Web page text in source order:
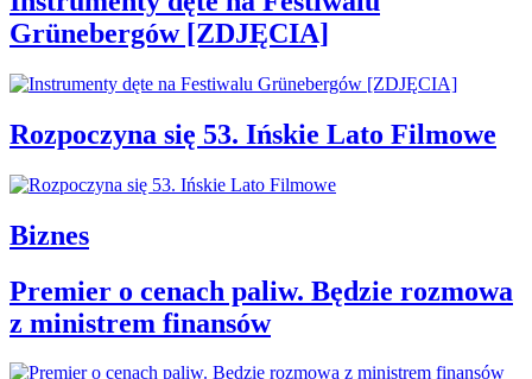
Grünebergów [ZDJĘCIA]
Rozpoczyna się 53. Ińskie Lato Filmowe
Biznes
Premier o cenach paliw. Będzie rozmowa
z ministrem finansów